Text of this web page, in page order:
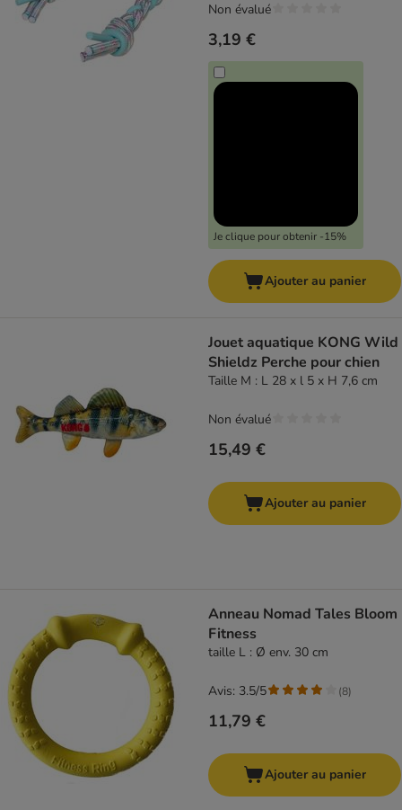
3,19 €
Je clique pour obtenir -15%
Non évalué
Ajouter au panier
Jouet aquatique KONG Wild
Shieldz Perche pour chien
Taille M : L 28 x l 5 x H 7,6 cm
15,49 €
Non évalué
Ajouter au panier
Anneau Nomad Tales Bloom
Fitness
taille L : Ø env. 30 cm
11,79 €
Avis: 3.5/5 (8)
Ajouter au panier